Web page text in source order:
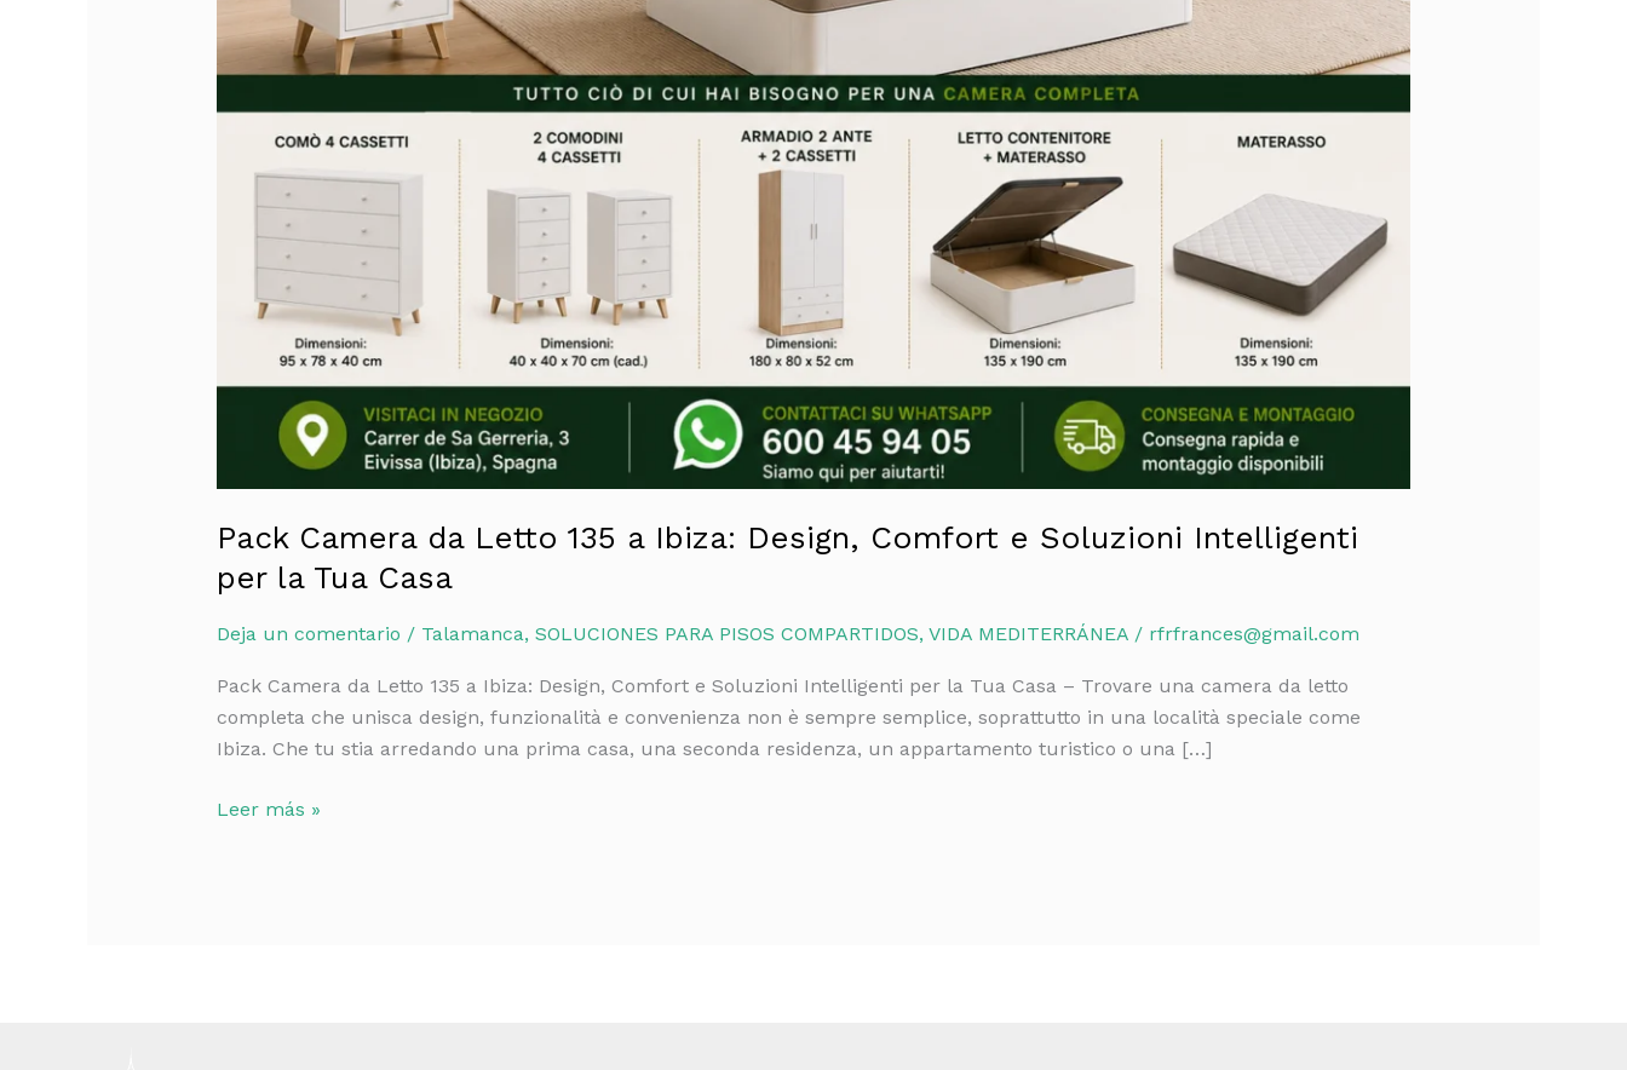
Pack Camera da Letto 135 a Ibiza: Design, Comfort e Soluzioni Intelligenti
per la Tua Casa
Deja un comentario / Talamanca, SOLUCIONES PARA PISOS COMPARTIDOS, VIDA MEDITERRÁNEA/ rfrfrances@gmail.com
Pack Camera da Letto 135 a Ibiza: Design, Comfort e Soluzioni Intelligenti per la Tua Casa – Trovare una camera da letto
completa che unisca design, funzionalità e convenienza non è sempre semplice, soprattutto in una località speciale come
Ibiza. Che tu stia arredando una prima casa, una seconda residenza, un appartamento turistico o una […]
Leer más »